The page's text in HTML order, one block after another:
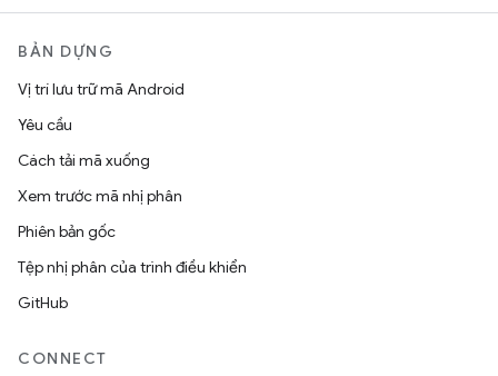
BẢN DỰNG
Vị trí lưu trữ mã Android
Yêu cầu
Cách tải mã xuống
Xem trước mã nhị phân
Phiên bản gốc
Tệp nhị phân của trình điều khiển
GitHub
CONNECT